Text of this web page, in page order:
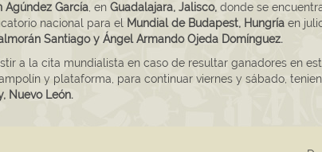
Agúndez García, en Guadalajara, Jalisco, donde se
nacional para el Mundial de Budapest, Hungría en
Santiago y Ángel Armando Ojeda Domínguez.
a la cita mundialista en caso de resultar ganadores en
y plataforma, para continuar viernes y sábado,
Nuevo León.